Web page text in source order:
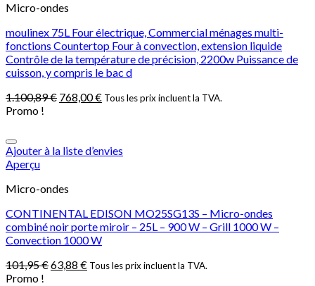
Micro-ondes
moulinex 75L Four électrique, Commercial ménages multi-
fonctions Countertop Four à convection, extension liquide
Contrôle de la température de précision, 2200w Puissance de
cuisson, y compris le bac d
1.100,89€ 768,00€ Tous les prix incluent la TVA.
Promo !
Ajouter à la liste d’envies
Aperçu
Micro-ondes
CONTINENTAL EDISON MO25SG13S – Micro-ondes
combiné noir porte miroir – 25L – 900 W – Grill 1000 W –
Convection 1000 W
101,95€63,88 € Tous les prix incluent la TVA.
Promo !